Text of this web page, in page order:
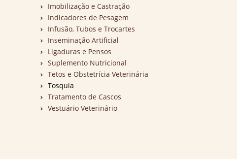
Imobilização e Castração
Indicadores de Pesagem
Infusão, Tubos e Trocartes
Inseminação Artificial
Ligaduras e Pensos
Suplemento Nutricional
Tetos e Obstetrícia Veterinária
Tosquia
Tratamento de Cascos
Vestuário Veterinário